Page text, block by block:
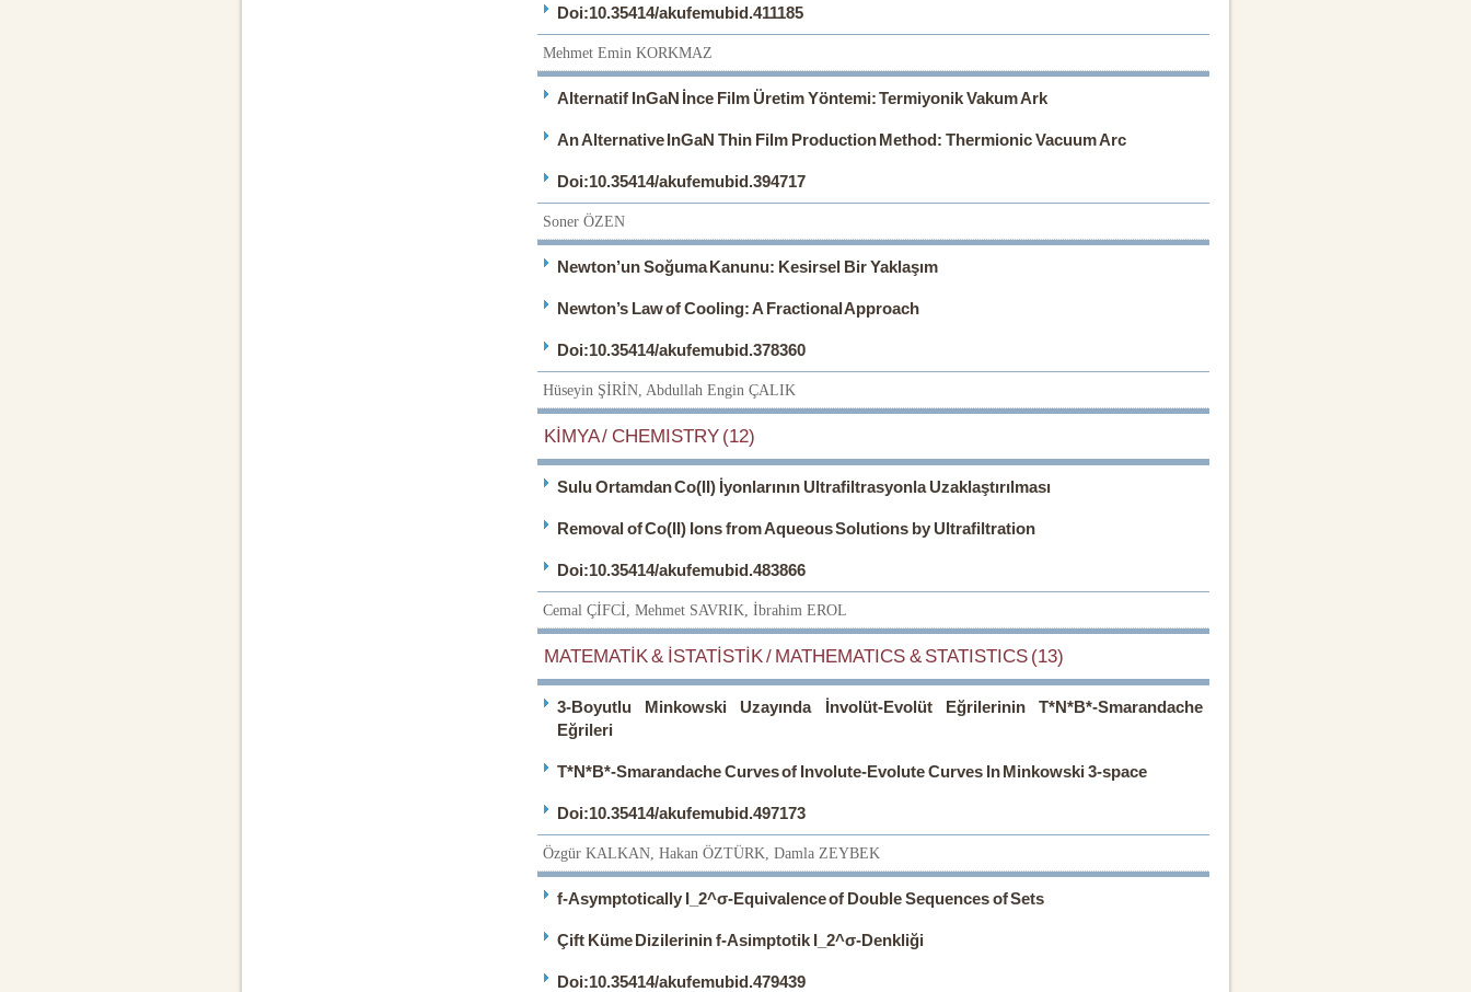
Doi:10.35414/akufemubid.411185
Mehmet Emin KORKMAZ
Alternatif InGaN İnce Film Üretim Yöntemi: Termiyonik Vakum Ark
An Alternative InGaN Thin Film Production Method: Thermionic Vacuum Arc
Doi:10.35414/akufemubid.394717
Soner ÖZEN
Newton’un Soğuma Kanunu: Kesirsel Bir Yaklaşım
Newton’s Law of Cooling: A Fractional Approach
Doi:10.35414/akufemubid.378360
Hüseyin ŞİRİN, Abdullah Engin ÇALIK
KİMYA / CHEMISTRY (12)
Sulu Ortamdan Co(II) İyonlarının Ultrafiltrasyonla Uzaklaştırılması
Removal of Co(II) Ions from Aqueous Solutions by Ultrafiltration
Doi:10.35414/akufemubid.483866
Cemal ÇİFCİ, Mehmet SAVRIK, İbrahim EROL
MATEMATİK & İSTATİSTİK / MATHEMATICS & STATISTICS (13)
3-Boyutlu Minkowski Uzayında İnvolüt-Evolüt Eğrilerinin T*N*B*-Smarandache
Eğrileri
T*N*B*-Smarandache Curves of Involute-Evolute Curves In Minkowski 3-space
Doi:10.35414/akufemubid.497173
Özgür KALKAN, Hakan ÖZTÜRK, Damla ZEYBEK
f-Asymptotically I_2^σ-Equivalence of Double Sequences of Sets
Çift Küme Dizilerinin f-Asimptotik I_2^σ-Denkliği
Doi:10.35414/akufemubid.479439